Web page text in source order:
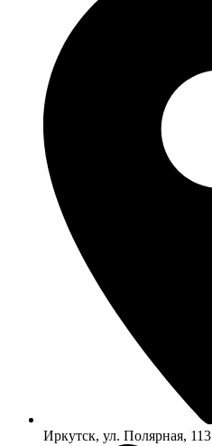
Иркутск, ул. Полярная, 113